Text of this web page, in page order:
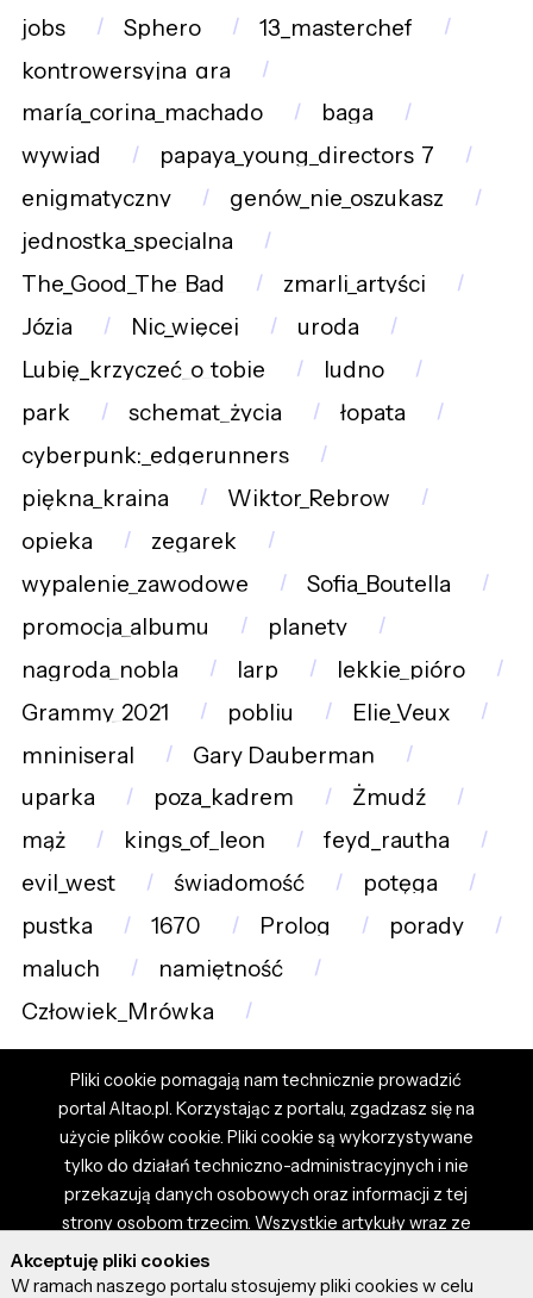
jobs
Sphero
13_masterchef
kontrowersyjna_gra
maría_corina_machado
baga
wywiad
papaya_young_directors_7
enigmatyczny
genów_nie_oszukasz
jednostka_specjalna
The_Good_The_Bad
zmarli_artyści
Józia
Nic_więcej
uroda
Lubię_krzyczeć_o_tobie
ludno
park
schemat_życia
łopata
cyberpunk:_edgerunners
piękna_kraina
Wiktor_Rebrow
opieka
zegarek
wypalenie_zawodowe
Sofia_Boutella
promocja_albumu
planety
nagroda_nobla
larp
lekkie_pióro
Grammy_2021
pobliu
Elie_Veux
mniniseral
Gary Dauberman
uparka
poza_kadrem
Żmudź
mąż
kings_of_leon
feyd_rautha
evil_west
świadomość
potęga
pustka
1670 Prolog
porady
maluch
namiętność
Człowiek_Mrówka
Pliki cookie pomagają nam technicznie prowadzić
portal Altao.pl. Korzystając z portalu, zgadzasz się na
użycie plików cookie. Pliki cookie są wykorzystywane
tylko do działań techniczno-administracyjnych i nie
przekazują danych osobowych oraz informacji z tej
strony osobom trzecim. Wszystkie artykuły wraz ze
zdjęciami i materiałami dostępnymi na portalu są
własnością użytkowników. Administrator i właściciel
Akceptuję pliki cookies
W ramach naszego portalu stosujemy pliki cookies w celu